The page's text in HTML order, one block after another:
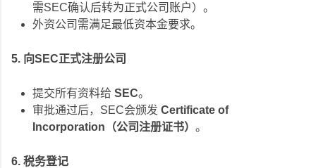
需SEC确认后转为正式公司账户）。
外资公司需满足最低资本金要求。
5. 向SEC正式注册公司
提交所有资料给 SEC。
审批通过后，SEC会颁发 Certificate of
Incorporation（公司注册证书） 。
6. 税务登记